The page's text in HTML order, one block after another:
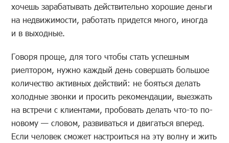
хочешь зарабатывать действительно хорошие деньги
на недвижимости, работать придется много, иногда
и в выходные.
Говоря проще, для того чтобы стать успешным
риелтором, нужно каждый день совершать большое
количество активных действий: не бояться делать
холодные звонки и просить рекомендации, выезжать
на встречи с клиентами, пробовать делать что-то по-
новому — словом, развиваться и двигаться вперед.
Если человек сможет настроиться на эту волну и жить